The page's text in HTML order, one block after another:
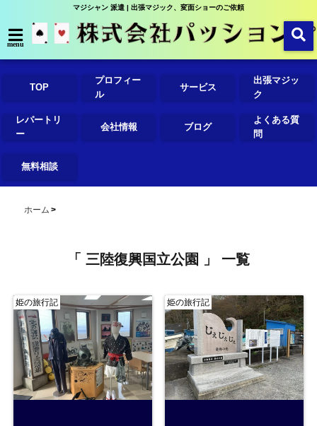
マジシャン 派遣 | 出張マジック、変面ショーのご依頼
menu
TOP
プロフィー
ル
サービス
出張マジッ
ク
レパートリ
ー
会社情報 ブログ
よくある質
問
無料相談
ホーム
「 三陸復興国立公園 」 一覧
姫の旅行記 姫の旅行記